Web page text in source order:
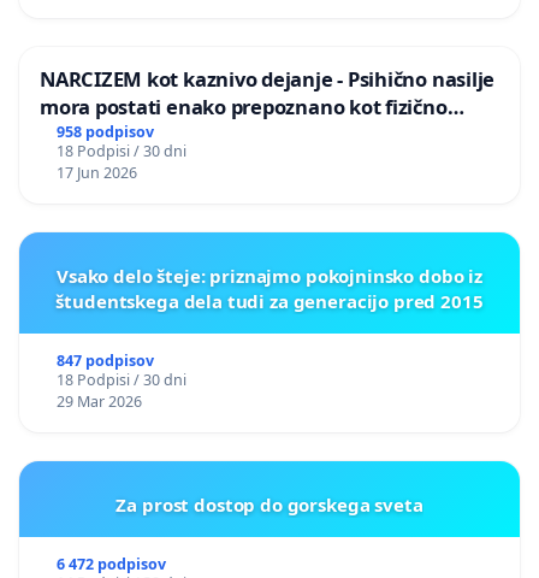
NARCIZEM kot kaznivo dejanje - Psihično nasilje
mora postati enako prepoznano kot fizično
nasilje
958 podpisov
18 Podpisi / 30 dni
17 Jun 2026
Vsako delo šteje: priznajmo pokojninsko dobo iz
študentskega dela tudi za generacijo pred 2015
847 podpisov
18 Podpisi / 30 dni
29 Mar 2026
Za prost dostop do gorskega sveta
6 472 podpisov